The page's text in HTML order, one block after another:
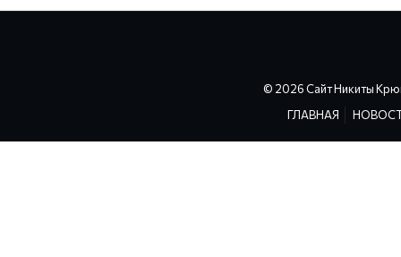
© 2026 Сайт Никиты
ГЛАВНАЯ